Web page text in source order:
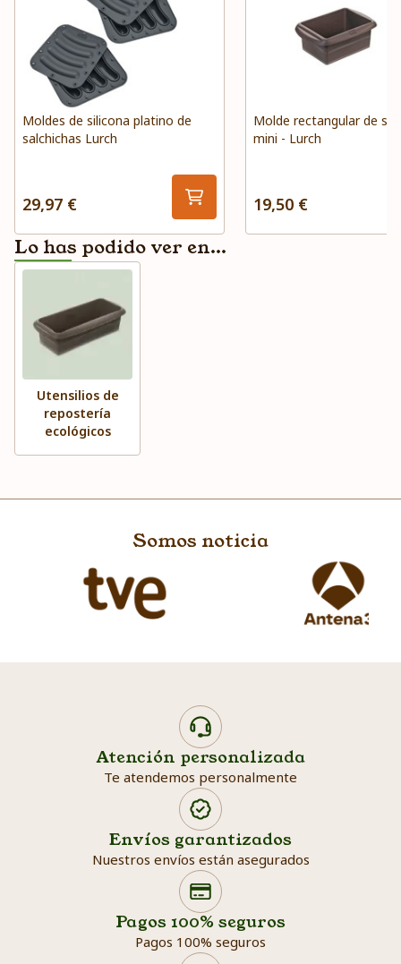
Moldes de silicona platino de
salchichas Lurch
29,97 €
Molde rectangular de
mini - Lurch
19,50 €
Lo has podido ver en...
Utensilios de
repostería
ecológicos
Somos noticia
Atención personalizada
Te atendemos personalmente
Envíos garantizados
Nuestros envíos están asegurados
Pagos 100% seguros
Pagos 100% seguros
Search products